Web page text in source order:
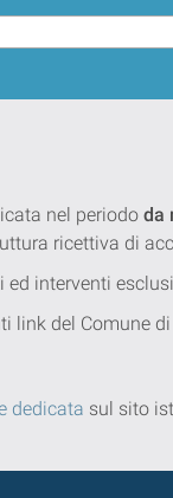
nel periodo da
ricettiva di
interventi
link del Comune di
dedicata sul sito